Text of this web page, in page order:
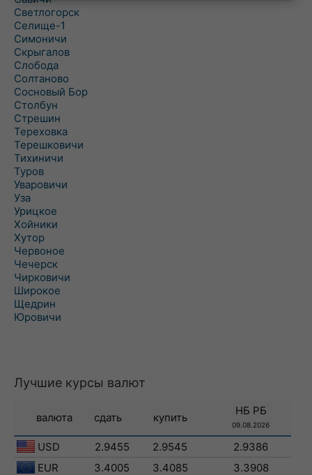
Светлогорск
Селище-1
Симоничи
Скрыгалов
Слобода
Солтаново
Сосновый Бор
Столбун
Стрешин
Тереховка
Терешковичи
Тихиничи
Туров
Уваровичи
Уза
Урицкое
Хойники
Хутор
Червоное
Чечерск
Чирковичи
Широкое
Щедрин
Юровичи
Лучшие курсы валют
валюта сдать купить
НБ РБ
09.08.2026
USD 2.9455 2.9545
2.9386
EUR
3.4005 3.4085
3.3908